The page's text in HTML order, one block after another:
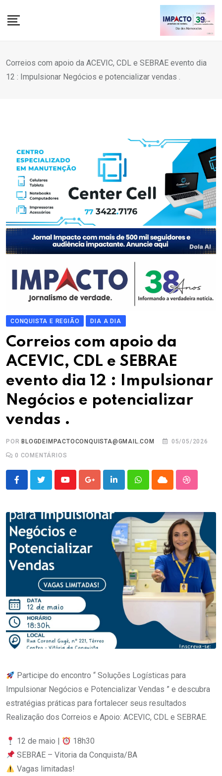
Correios com apoio da ACEVIC, CDL e SEBRAE evento dia
12 : Impulsionar Negócios e potencializar vendas .
CONQUISTA E REGIÃO DIA A DIA
Correios com apoio da
ACEVIC, CDL e SEBRAE
evento dia 12 : Impulsionar
Negócios e potencializar
vendas .
POR BLOGDEIMPACTOCONQUISTA@GMAIL.COM
05/05/2026
0 COMENTÁRIOS
YoutubeGoogle+LinkedInWhatsappCloud
Participe do encontro “ Soluções Logísticas para
Impulsionar Negócios e Potencializar Vendas ” e descubra
estratégias práticas para fortalecer seus resultados
Realização dos Correios e Apoio: ACEVIC, CDL e SEBRAE.
12 de maio |
18h30
SEBRAE – Vitoria da Conquista/BA
Vagas limitadas!